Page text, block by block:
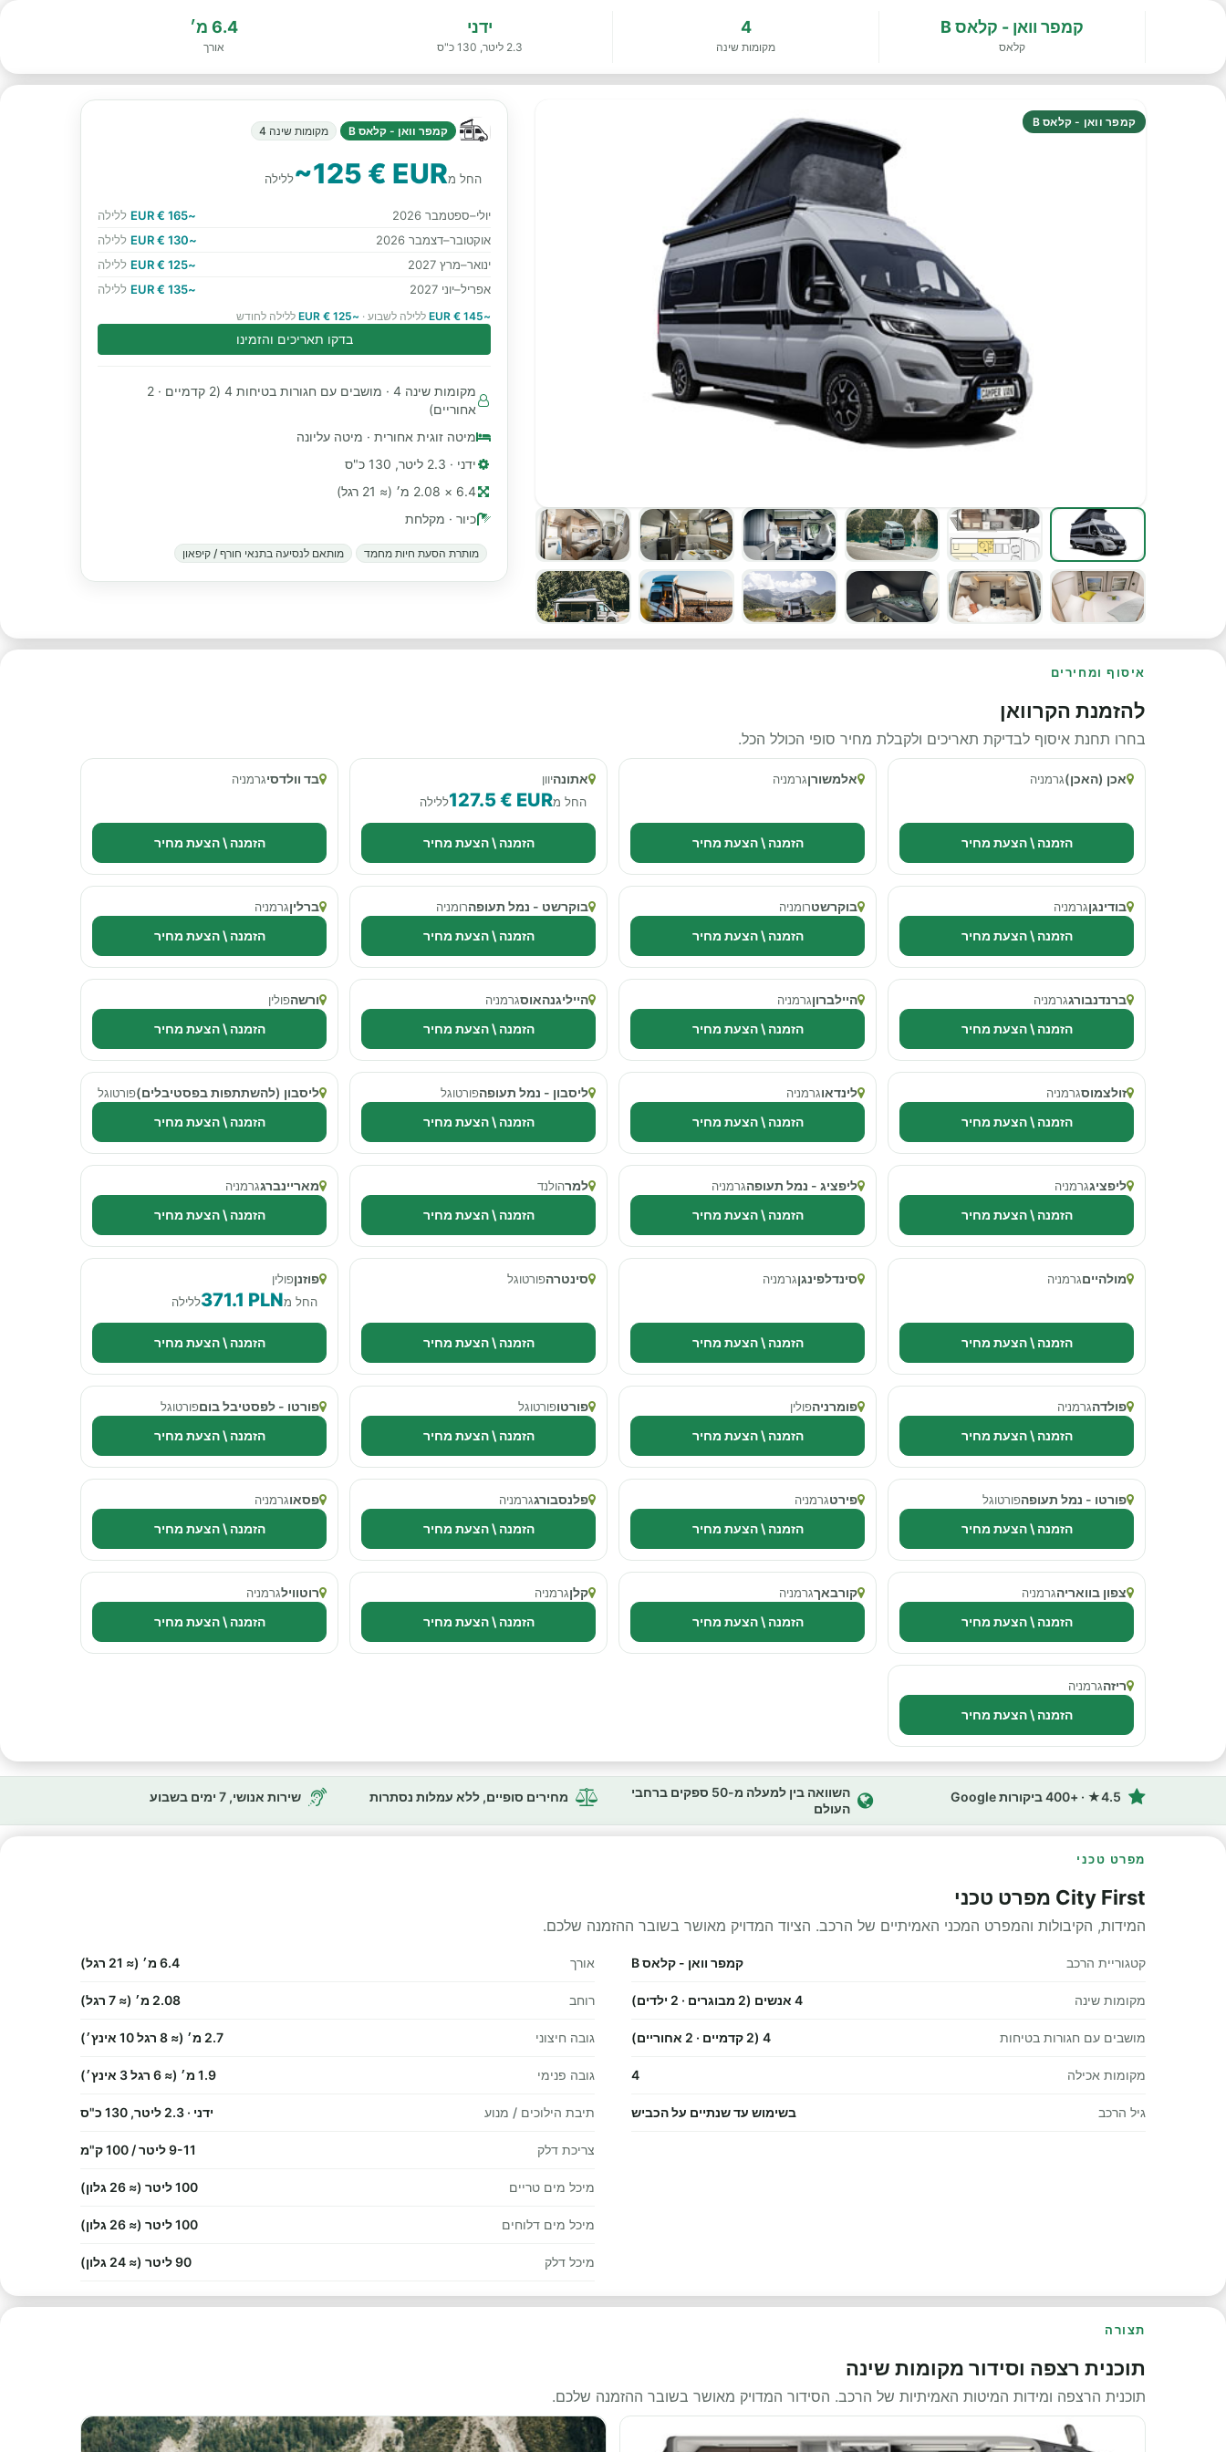
קמפר וואן - קלאס B
קלאס
4
מקומות שינה
ידני
2.3 ליטר, 130 כ"ס
6.4 מ׳
אורך
קמפר וואן - קלאס B
קמפר וואן - קלאס B מקומות שינה 4
החל מ~125 € EURללילה
יולי–ספטמבר 2026 ~165 € EUR
ללילה
אוקטובר–דצמבר 2026
~130 € EUR
ללילה
ינואר–מרץ 2027
~125 € EUR
ללילה
אפריל–יוני 2027
~135 € EUR ללילה
~145 € EUR ללילה לשבוע · ~125 € EUR ללילה לחודש
בדקו תאריכים והזמינו
מקומות שינה 4 · מושבים עם חגורות בטיחות 4 (2 קדמיים · 2
אחוריים)
מיטה זוגית אחורית · מיטה עליונה
ידני · 2.3 ליטר, 130 כ"ס
6.4 × 2.08 מ׳ (≈ 21 רגל)
כיור · מקלחת
מותרת הסעת חיות מחמד מותאם לנסיעה בתנאי חורף / קיפאון
איסוף ומחירים
להזמנת הקרוואן
בחרו תחנת איסוף לבדיקת תאריכים ולקבלת מחיר סופי הכולל הכל.
אכן (האכן)גרמניה
הזמנה \ הצעת מחיר
אלמשורןגרמניה
הזמנה \ הצעת מחיר
אתונהיוון
החל מ127.5 € EURללילה
הזמנה \ הצעת מחיר
בד וולדסיגרמניה
הזמנה \ הצעת מחיר
בודינגןגרמניה
הזמנה \ הצעת מחיר
בוקרשטרומניה
הזמנה \ הצעת מחיר
בוקרשט - נמל תעופהרומניה
הזמנה \ הצעת מחיר
ברליןגרמניה
הזמנה \ הצעת מחיר
ברנדנבורגגרמניה
הזמנה \ הצעת מחיר
היילברוןגרמניה
הזמנה \ הצעת מחיר
הייליגנהאוסגרמניה
הזמנה \ הצעת מחיר
ורשהפולין
הזמנה \ הצעת מחיר
זולצמוסגרמניה
הזמנה \ הצעת מחיר
לינדאוגרמניה
הזמנה \ הצעת מחיר
ליסבון - נמל תעופהפורטוגל
הזמנה \ הצעת מחיר
ליסבון (להשתתפות בפסטיבלים)פורטוגל
הזמנה \ הצעת מחיר
ליפציגגרמניה
הזמנה \ הצעת מחיר
ליפציג - נמל תעופהגרמניה
הזמנה \ הצעת מחיר
למרהולנד
הזמנה \ הצעת מחיר
מאריינברגגרמניה
הזמנה \ הצעת מחיר
מולהייםגרמניה
הזמנה \ הצעת מחיר
סינדלפינגןגרמניה
הזמנה \ הצעת מחיר
סינטרהפורטוגל
הזמנה \ הצעת מחיר
פוזנןפולין
החל מ371.1 PLNללילה
הזמנה \ הצעת מחיר
פולדהגרמניה
הזמנה \ הצעת מחיר
פומרניהפולין
הזמנה \ הצעת מחיר
פורטופורטוגל
הזמנה \ הצעת מחיר
פורטו - לפסטיבל בוםפורטוגל
הזמנה \ הצעת מחיר
פורטו - נמל תעופהפורטוגל
הזמנה \ הצעת מחיר
פירטגרמניה
הזמנה \ הצעת מחיר
פלנסבורגגרמניה
הזמנה \ הצעת מחיר
פסאוגרמניה
הזמנה \ הצעת מחיר
צפון בוואריהגרמניה
הזמנה \ הצעת מחיר
קורבאךגרמניה
הזמנה \ הצעת מחיר
קלןגרמניה
הזמנה \ הצעת מחיר
רוטווילגרמניה
הזמנה \ הצעת מחיר
ריזהגרמניה
הזמנה \ הצעת מחיר
4.5★ · +400 ביקורות Google
השוואה בין למעלה מ-50 ספקים ברחבי
העולם
מחירים סופיים, ללא עמלות נסתרות שירות אנושי, 7 ימים בשבוע
מפרט טכני
City First מפרט טכני
המידות, הקיבולות והמפרט המכני האמיתיים של הרכב. הציוד המדויק מאושר בשובר ההזמנה שלכם.
קטגוריית הרכב קמפר וואן - קלאס B
מקומות שינה 4 אנשים (2 מבוגרים · 2 ילדים)
מושבים עם חגורות בטיחות 4 (2 קדמיים · 2 אחוריים)
מקומות אכילה 4
גיל הרכב בשימוש עד שנתיים על הכביש
אורך 6.4 מ׳ (≈ 21 רגל)
רוחב 2.08 מ׳ (≈ 7 רגל)
גובה חיצוני 2.7 מ׳ (≈ 8 רגל 10 אינץ׳)
גובה פנימי 1.9 מ׳ (≈ 6 רגל 3 אינץ׳)
תיבת הילוכים / מנוע ידני · 2.3 ליטר, 130 כ"ס
צריכת דלק 9-11 ליטר / 100 ק"מ
מיכל מים טריים 100 ליטר (≈ 26 גלון)
מיכל מים דלוחים 100 ליטר (≈ 26 גלון)
מיכל דלק 90 ליטר (≈ 24 גלון)
תצורה
תוכנית רצפה וסידור מקומות שינה
תוכנית הרצפה ומידות המיטות האמיתיות של הרכב. הסידור המדויק מאושר בשובר ההזמנה שלכם.